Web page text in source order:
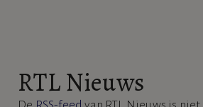
RTL Nieuws